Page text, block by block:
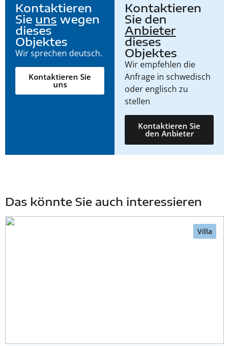
Kontaktieren
Sie uns wegen
dieses
Objektes
Wir sprechen deutsch.
Kontaktieren Sie
uns
Kontaktieren
Sie den
Anbieter
dieses
Objektes
Wir empfehlen die
Anfrage in schwedisch
oder englisch zu
stellen
Kontaktieren Sie
den Anbieter
Das könnte Sie auch interessieren
Villa